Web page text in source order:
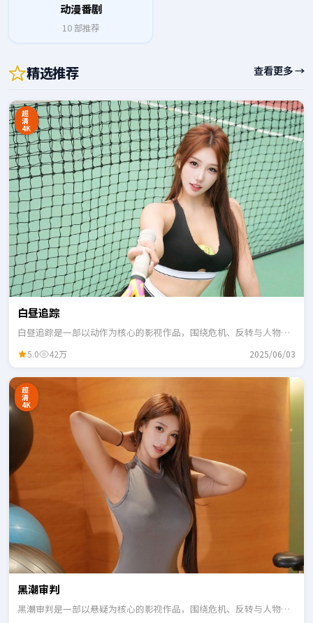
动漫番剧
10部推荐
精选推荐 查看更多 →
超
清
4K
白昼追踪
白昼追踪是一部以动作为核心的影视作品，围绕危机、反转与人物成
5.0 42万 2025/06/03
超
清
4K
黑潮审判
黑潮审判是一部以悬疑为核心的影视作品，围绕危机、反转与人物成